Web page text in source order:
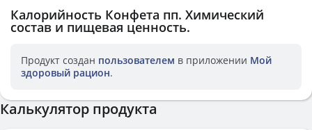
Калорийность Конфета пп. Химический
состав и пищевая ценность.
Продукт создан пользователем в приложении Мой
здоровый рацион.
Калькулятор продукта